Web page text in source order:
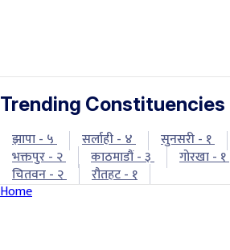
Trending Constituencies
झापा - ५ सर्लाही - ४ सुनसरी - १
भक्तपुर - २
काठमाडौं - ३ गोरखा - १
चितवन - २
रौतहट - १
Home